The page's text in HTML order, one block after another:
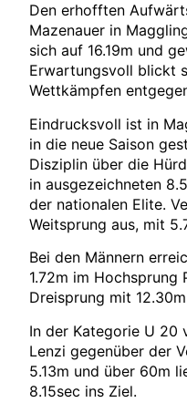
Den erhofften
Mazenauer in
sich auf 16.19m und
Erwartungsvoll blickt
Wettkämpfen
Eindrucksvoll ist in
in die neue Saison
Disziplin über die
in ausgezeichneten
der nationalen Elite.
Weitsprung aus, mit
Bei den Männern
1.72m im
Dreisprung mit
In der Kategorie U 20
Lenzi gegenüber der
5.13m und über 60m
8.15sec ins Ziel.